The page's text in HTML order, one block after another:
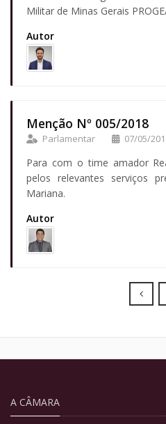
Militar de Minas Gerais
Autor
Menção Nº 005/2018
Parlamentar 07/05/
Para com o time amador
pelos relevantes serviços
Mariana.
Autor
Prev
A CÂMARA